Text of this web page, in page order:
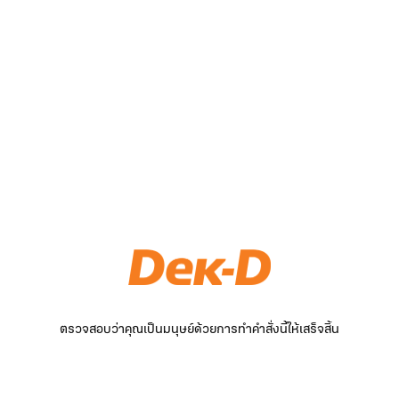
ตรวจสอบว่าคุณเป็นมนุษย์ด้วยการทำคำสั่งนี้ให้เสร็จสิ้น